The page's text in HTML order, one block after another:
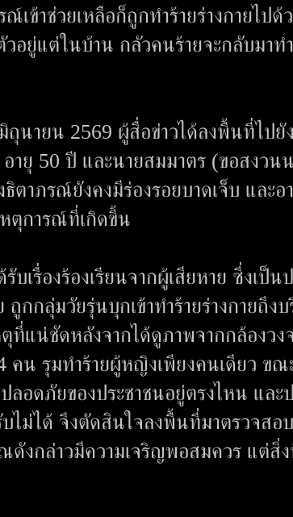
เข้าช่วยเหลือก็ถูกทำร้ายร่างกายไป
อยู่แต่ในบ้าน กลัวคนร้ายจะกลับมาท
นายน 2569 ผู้สื่อข่าวได้ลงพื้นที่ไปยั
ายุ 50 ปี และนายสมมาตร (ขอสงวน
ตาภรณ์ยังคงมีร่องรอยบาดเจ็บ และอ
หตุการณ์ที่เกิดขึ้น
บเรื่องร้องเรียนจากผู้เสียหาย ซึ่งเป็
กกลุ่มวัยรุ่นบุกเข้าทำร้ายร่างกายถึง
ตุที่แน่ชัดหลังจากได้ดูภาพจากกล้องว
คน รุมทำร้ายผู้หญิงเพียงคนเดียว ขณ
ลอดภัยของประชาชนอยู่ตรงไหน และ
ม่ได้ จึงตัดสินใจลงพื้นที่มาตรวจสอบ
ดังกล่าวมีความเจริญพอสมควร แต่สิ่